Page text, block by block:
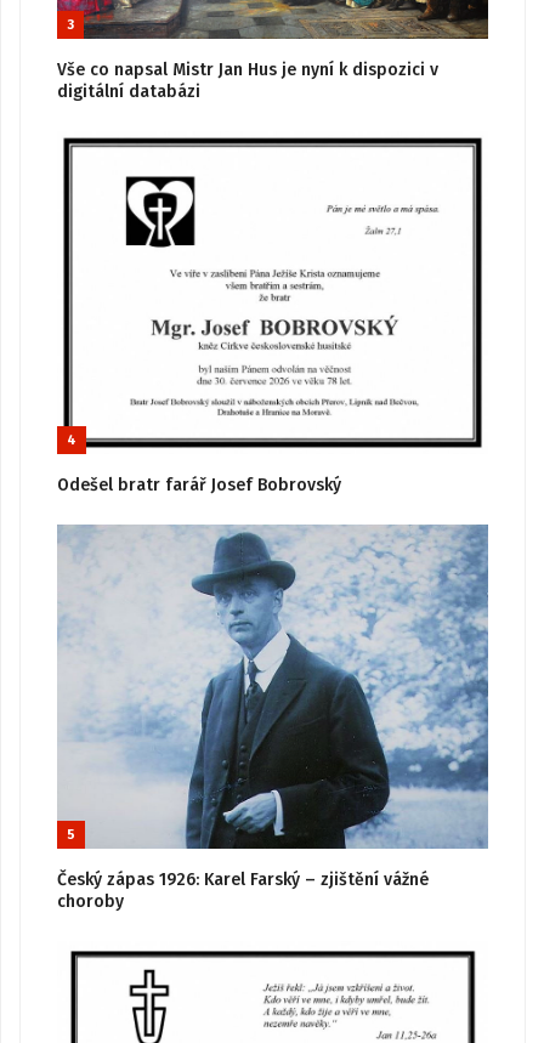
3
Vše co napsal Mistr Jan Hus je nyní k dispozici v
digitální databázi
4
Odešel bratr farář Josef Bobrovský
5
Český zápas 1926: Karel Farský – zjištění vážné
choroby